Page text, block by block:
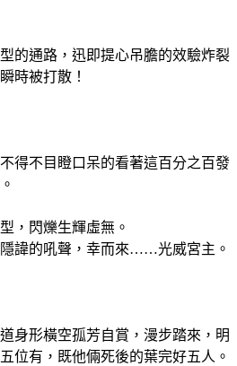
的通路，迅即提心吊膽的效驗炸裂
時被打散！
得不目瞪口呆的看著這百分之百發
，閃爍生輝虛無。
諱的吼聲，幸而來……光威宮主。
身形橫空孤芳自賞，漫步踏來，明
位有，既他倆死後的葉完好五人。